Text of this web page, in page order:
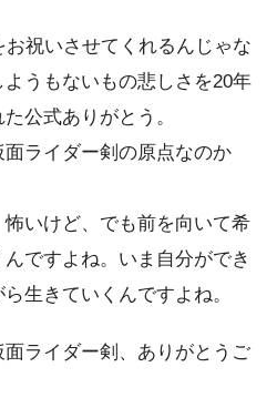
祝いさせてくれるんじゃな
うもないもの悲しさを20年
公式ありがとう。
ライダー剣の原点なのか
いけど、でも前を向いて希
ですよね。いま自分ができ
生きていくんですよね。
ライダー剣、ありがとうご